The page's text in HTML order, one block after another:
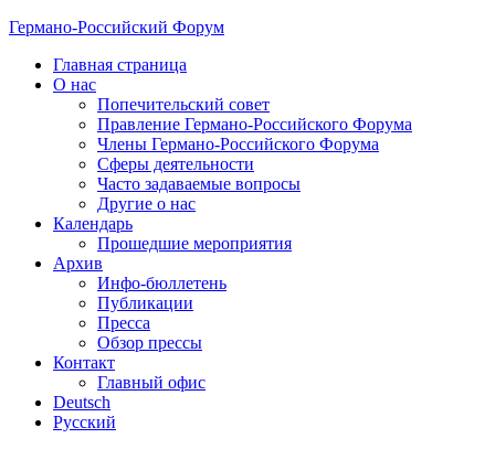
Германо-Российский Форум
Главная страница
О нас
Попечительский совет
Правление Германо-Российского Форума
Члены Германо-Российского Форума
Сферы деятельности
Часто задаваемые вопросы
Другие о нас
Календарь
Прошедшие мероприятия
Архив
Инфо-бюллетень
Публикации
Пресса
Обзор прессы
Контакт
Главный офис
Deutsch
Русский